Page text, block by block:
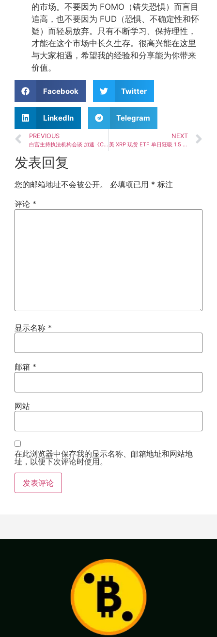
的市场。不要因为 FOMO（错失恐惧）而盲目
追高，也不要因为 FUD（恐惧、不确定性和怀
疑）而轻易放弃。只有不断学习、保持理性，
才能在这个市场中长久生存。很高兴能在这里
与大家相遇，希望我的经验和分享能为你带来
价值。
Facebook Twitter
LinkedIn Telegram
PREVIOUS
白宫主持执法机构会谈 加速《CLARITY Act》立法进程
NEXT
美 XRP 现货 ETF 单日狂吸 1.5 亿资金 净流入创新高
发表回复
您的邮箱地址不会被公开。 必填项已用 * 标注
评论 *
显示名称 *
邮箱 *
网站
在此浏览器中保存我的显示名称、邮箱地址和网站地
址，以便下次评论时使用。